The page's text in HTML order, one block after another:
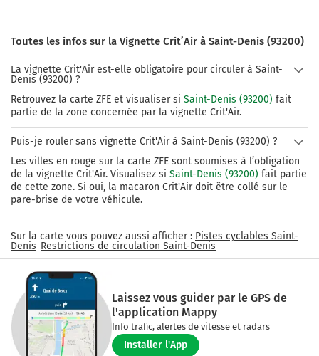
Toutes les infos sur la Vignette Crit’Air à Saint-Denis (93200)
La vignette Crit'Air est-elle obligatoire pour circuler à Saint-
Denis (93200) ?
Retrouvez la carte ZFE et visualiser si Saint-Denis (93200) fait
partie de la zone concernée par la vignette Crit'Air.
Puis-je rouler sans vignette Crit'Air à Saint-Denis (93200) ?
Les villes en rouge sur la carte ZFE sont soumises à l’obligation
de la vignette Crit'Air. Visualisez si Saint-Denis (93200) fait partie
de cette zone. Si oui, la macaron Crit'Air doit être collé sur le
pare-brise de votre véhicule.
Sur la carte vous pouvez aussi afficher : Pistes cyclables Saint-
Denis Restrictions de circulation Saint-Denis
Laissez vous guider par le GPS de
l'application Mappy
Info trafic, alertes de vitesse et radars
Installer l'App